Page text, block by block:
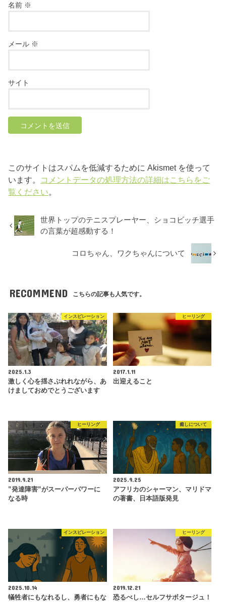
名前 ※
メール ※
サイト
このサイトはスパムを低減するために Akismet を使って
います。 コメントデータの処理方法の詳細はこちらをご
覧ください。
世界トップのテニスプレーヤー、ショコビッチ選手
の言葉が超感動する！
コロちゃん、ワクちゃんについて
RECOMMEND こちらの記事も人気です。
インスピレーション
2025.1.3
激しく心を揺さぶれれながら、あ
けましておめでとうございます
ヒーリング
2017.1.11
出迎えること
ヒーリング
2019.9.21
”発達障害”がスーパーパワーに
なる時
癒しについて
2025.9.25
アフリカのシャーマン、マリドマ
の著書、日本語版発見
インスピレーション
2025.10.14
犠牲者にもなれるし、勇者にもな
ヒーリング
2019.12.21
恐るべし…セルフサボタージュ！